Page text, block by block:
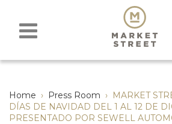
Home › Press Room › MARKET
DÍAS DE NAVIDAD DEL 1 AL 12 DE
PRESENTADO POR SEWELL